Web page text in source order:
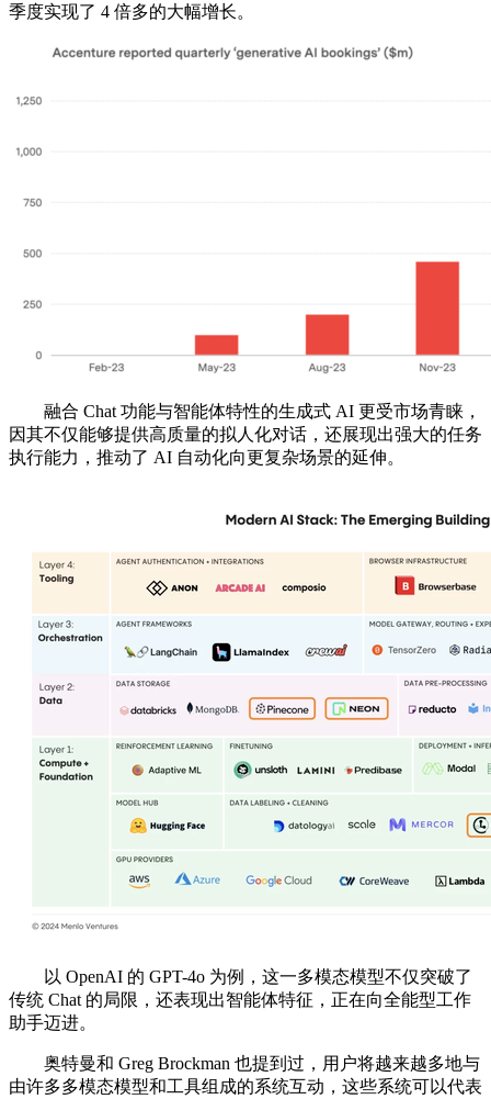
季度实现了 4 倍多的大幅增长。
融合 Chat 功能与智能体特性的生成式 AI 更受市场青睐，
因其不仅能够提供高质量的拟人化对话，还展现出强大的任务
执行能力，推动了 AI 自动化向更复杂场景的延伸。
以 OpenAI 的 GPT-4o 为例，这一多模态模型不仅突破了
传统 Chat 的局限，还表现出智能体特征，正在向全能型工作
助手迈进。
奥特曼和 Greg Brockman 也提到过，用户将越来越多地与
由许多多模态模型和工具组成的系统互动，这些系统可以代表